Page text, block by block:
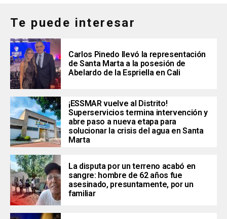
Te puede interesar
Carlos Pinedo llevó la representación
de Santa Marta a la posesión de
Abelardo de la Espriella en Cali
¡ESSMAR vuelve al Distrito!
Superservicios termina intervención y
abre paso a nueva etapa para
solucionar la crisis del agua en Santa
Marta
La disputa por un terreno acabó en
sangre: hombre de 62 años fue
asesinado, presuntamente, por un
familiar